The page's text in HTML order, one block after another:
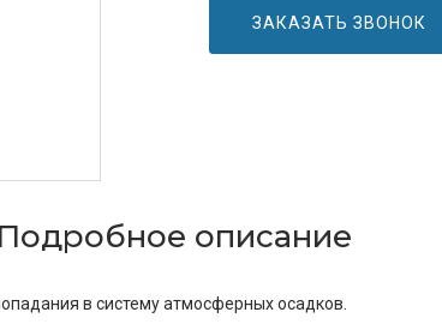
ЗАКАЗАТЬ ЗВОНОК
Подробное описание
в систему атмосферных осадков.